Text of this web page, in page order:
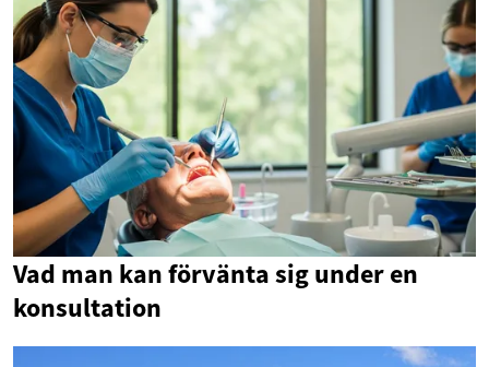
Vad man kan förvänta sig under en
konsultation